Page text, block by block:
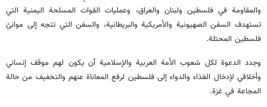
والمقاومة في فلسطين ولبنان والعراق، وعمليات القوات المسلحة اليمنية التي
تستهدف السفن الصهيونية والأمريكية والبريطانية، والسفن التي تتجه إلى موانئ
فلسطين المحتلة.
وجدد الدعوة لكل شعوب الأمة العربية والإسلامية أن يكون لهم موقف إنساني
وأخلاقي لإدخال الغذاء والدواء إلى فلسطين لرفع المعاناة عنهم والتخفيف من حالة
المجاعة في غزة.